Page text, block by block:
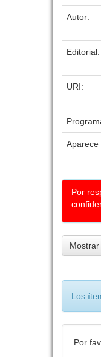
Autor:
Editorial:
URI:
Aparece
Por
Los
Por